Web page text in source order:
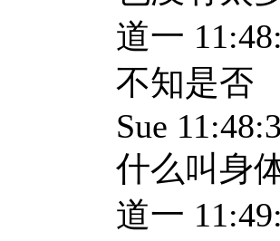
道一
不知是否
Sue
什么叫身
道一